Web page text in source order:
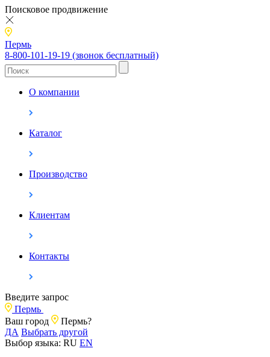
Поисковое продвижение
Пермь
8-800-101-19-19 (звонок бесплатный)
О компании
Каталог
Производство
Клиентам
Контакты
Введите запрос
Пермь
Ваш город
Пермь?
ДА Выбрать другой
Выбор языка: RU EN